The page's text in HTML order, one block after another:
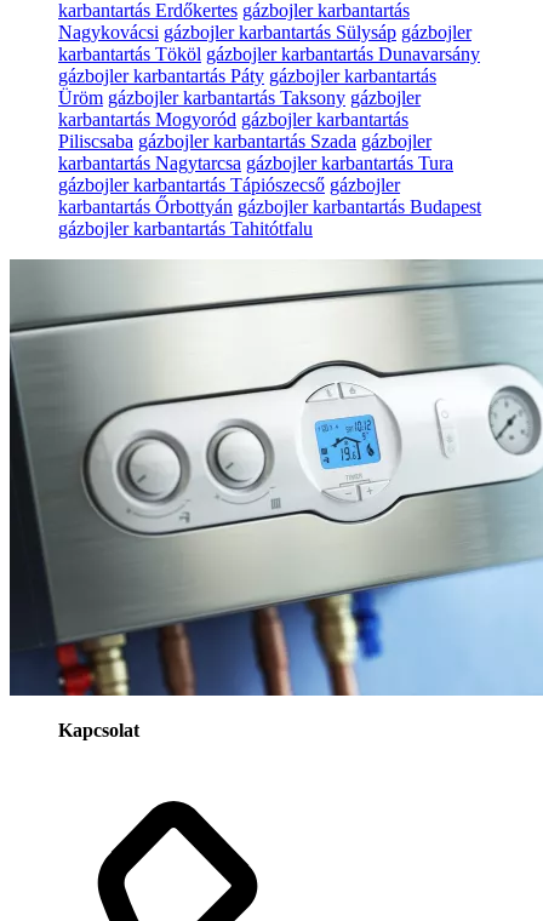
karbantartás Erdőkertes gázbojler karbantartás
Nagykovácsi gázbojler karbantartás Sülysáp gázbojler
karbantartás Tököl gázbojler karbantartás Dunavarsány
gázbojler karbantartás Páty gázbojler karbantartás
Üröm gázbojler karbantartás Taksony gázbojler
karbantartás Mogyoród gázbojler karbantartás
Piliscsaba gázbojler karbantartás Szada gázbojler
karbantartás Nagytarcsa gázbojler karbantartás Tura
gázbojler karbantartás Tápiószecső gázbojler
karbantartás Őrbottyán gázbojler karbantartás Budapest
gázbojler karbantartás Tahitótfalu
Kapcsolat